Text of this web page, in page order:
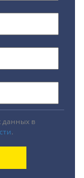
данных в
.